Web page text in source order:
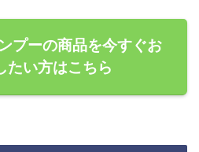
プーの商品を今すぐお
たい方はこちら